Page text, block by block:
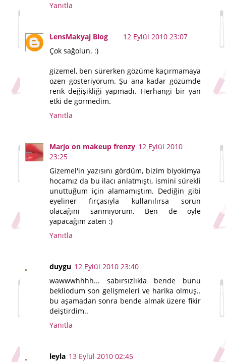
Yanıtla
LensMakyaj Blog
12 Eylül 2010 23:07
Çok sağolun. :)
gizemel, ben sürerken gözüme kaçırmamaya
özen gösteriyorum. Şu ana kadar gözümde
renk değişikliği yapmadı. Herhangi bir yan
etki de görmedim.
Yanıtla
Marjo on makeup frenzy 12 Eylül 2010
23:25
Gizemel'in yazısını gördüm, bizim biyokimya
hocamız da bu ilacı anlatmıştı, ismini sürekli
unuttuğum için alamamıştım. Dediğin gibi
eyeliner fırçasıyla kullanılırsa sorun
olacağını sanmıyorum. Ben de öyle
yapacağım zaten :)
Yanıtla
duygu 12 Eylül 2010 23:40
wawwwhhhh... sabırsızlıkla bende bunu
bekliodum son gelişmeleri ve harika olmuş..
bu aşamadan sonra bende almak üzere fikir
deiştirdim..
Yanıtla
leyla 13 Eylül 2010 02:45